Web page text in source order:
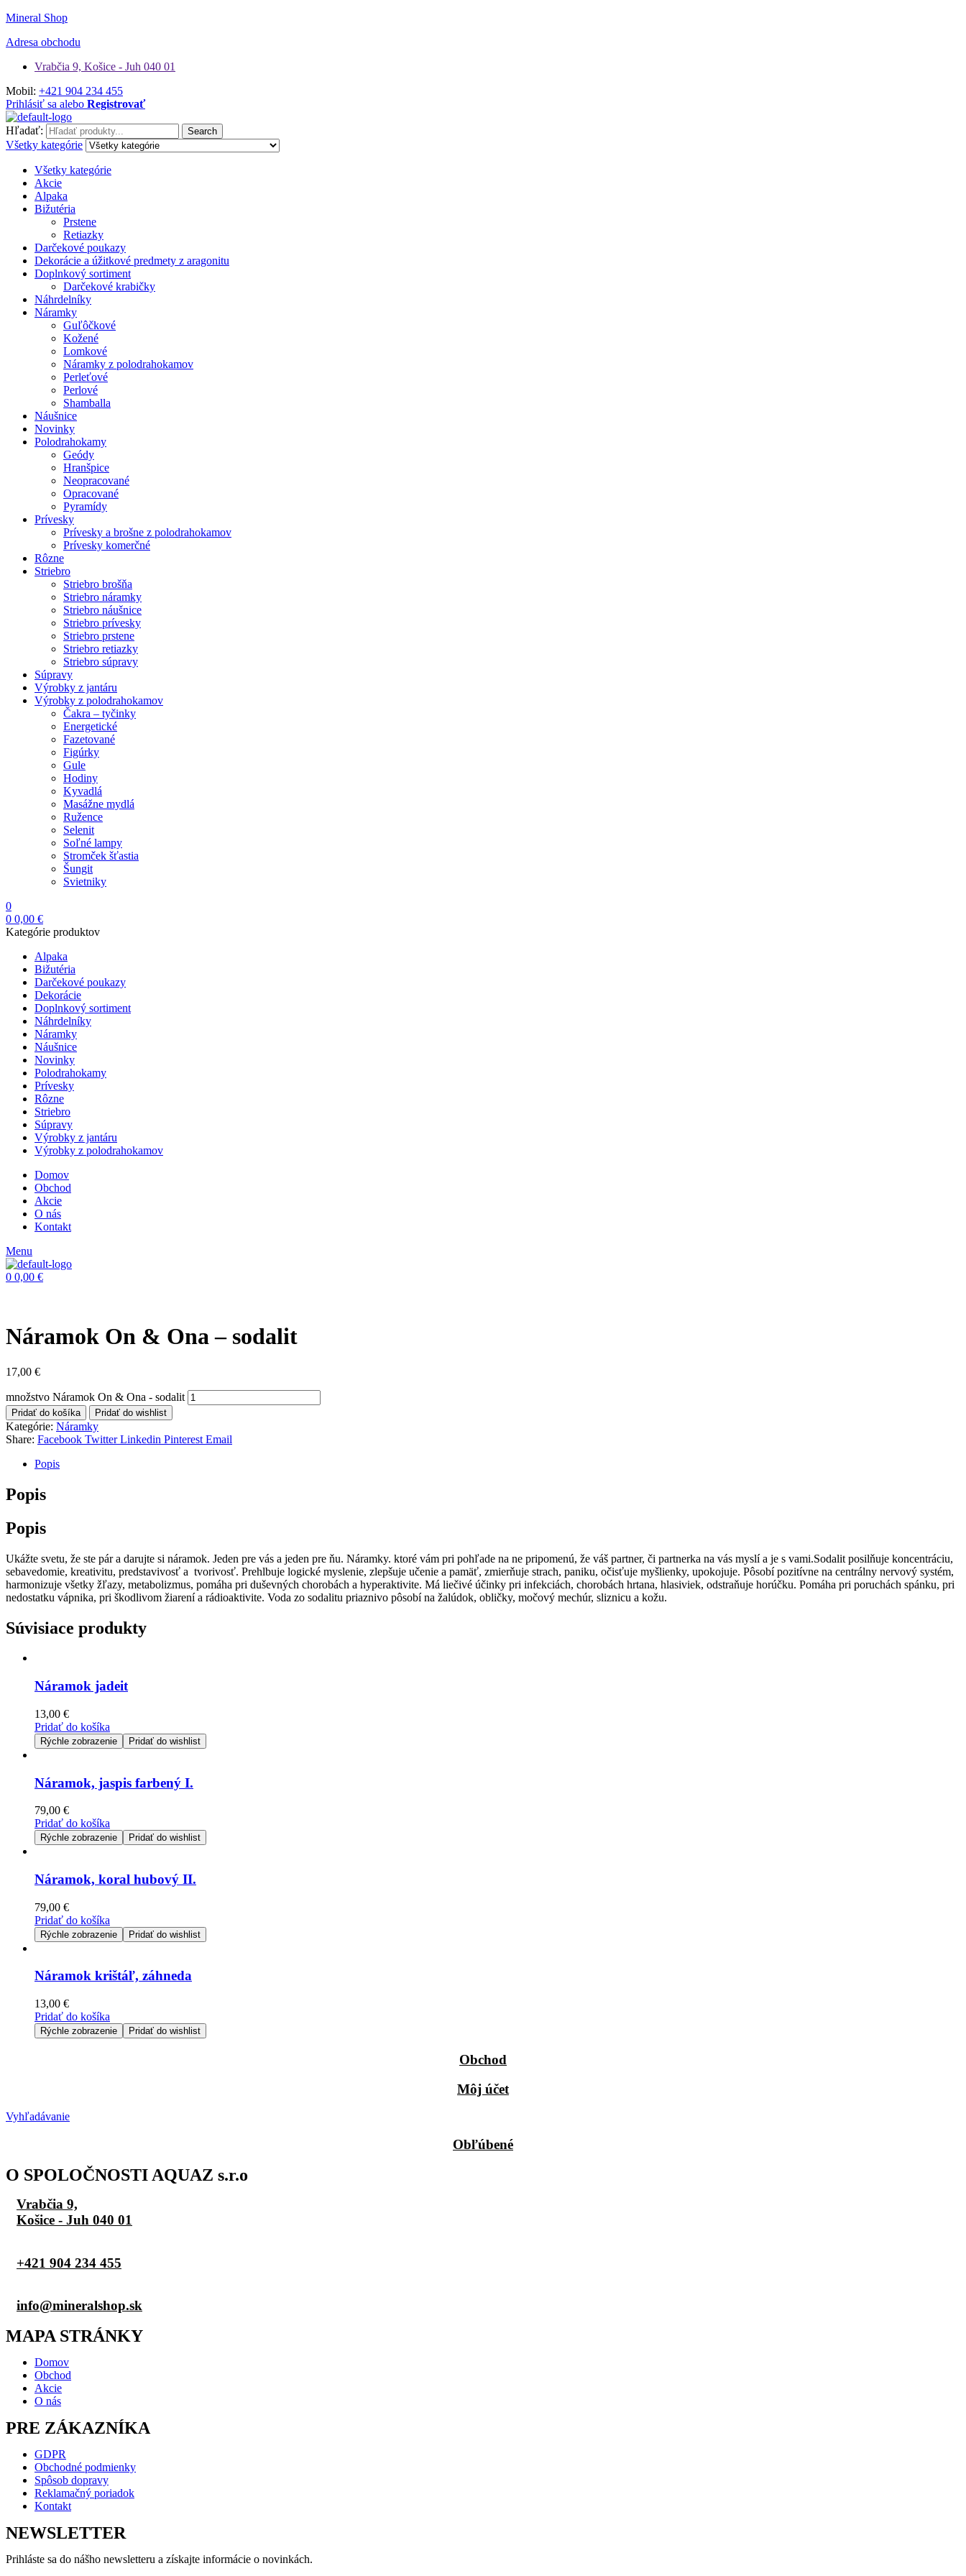
Mineral Shop
Adresa obchodu
Vrabčia 9, Košice - Juh 040 01
Mobil: +421 904 234 455
Prihlásiť sa alebo Registrovať
Hľadať: Search
Všetky kategórie
Všetky kategórie
Akcie
Alpaka
Bižutéria
Prstene
Retiazky
Darčekové poukazy
Dekorácie a úžitkové predmety z aragonitu
Doplnkový sortiment
Darčekové krabičky
Náhrdelníky
Náramky
Guľôčkové
Kožené
Lomkové
Náramky z polodrahokamov
Perleťové
Perlové
Shamballa
Náušnice
Novinky
Polodrahokamy
Geódy
Hranšpice
Neopracované
Opracované
Pyramídy
Prívesky
Prívesky a brošne z polodrahokamov
Prívesky komerčné
Rôzne
Striebro
Striebro brošňa
Striebro náramky
Striebro náušnice
Striebro prívesky
Striebro prstene
Striebro retiazky
Striebro súpravy
Súpravy
Výrobky z jantáru
Výrobky z polodrahokamov
Čakra – tyčinky
Energetické
Fazetované
Figúrky
Gule
Hodiny
Kyvadlá
Masážne mydlá
Ružence
Selenit
Soľné lampy
Stromček šťastia
Šungit
Svietniky
0
0 0,00 €
Kategórie produktov
Alpaka
Bižutéria
Darčekové poukazy
Dekorácie
Doplnkový sortiment
Náhrdelníky
Náramky
Náušnice
Novinky
Polodrahokamy
Prívesky
Rôzne
Striebro
Súpravy
Výrobky z jantáru
Výrobky z polodrahokamov
Domov
Obchod
Akcie
O nás
Kontakt
Menu
0 0,00 €
Náramok On & Ona – sodalit
17,00 €
množstvo Náramok On & Ona - sodalit
Pridať do košíka Pridať do wishlist
Kategórie: Náramky
Share: Facebook Twitter Linkedin Pinterest Email
Popis
Popis
Popis
Ukážte svetu, že ste pár a darujte si náramok. Jeden pre vás a jeden pre ňu. Náramky. ktoré vám pri pohľade na ne pripomenú, že váš partner, či partnerka na vás myslí a je s vami.Sodalit posilňuje koncentráciu,
sebavedomie, kreativitu, predstavivosť a tvorivosť. Prehlbuje logické myslenie, zlepšuje učenie a pamäť, zmierňuje strach, paniku, očisťuje myšlienky, upokojuje. Pôsobí pozitívne na centrálny nervový systém,
harmonizuje všetky žľazy, metabolizmus, pomáha pri duševných chorobách a hyperaktivite. Má liečivé účinky pri infekciách, chorobách hrtana, hlasiviek, odstraňuje horúčku. Pomáha pri poruchách spánku, pri
nedostatku vápnika, pri škodlivom žiarení a rádioaktivite. Voda zo sodalitu priaznivo pôsobí na žalúdok, obličky, močový mechúr, sliznicu a kožu.
Súvisiace produkty
Náramok jadeit
13,00 €
Pridať do košíka
Rýchle zobrazenie Pridať do wishlist
Náramok, jaspis farbený I.
79,00 €
Pridať do košíka
Rýchle zobrazenie Pridať do wishlist
Náramok, koral hubový II.
79,00 €
Pridať do košíka
Rýchle zobrazenie Pridať do wishlist
Náramok krištáľ, záhneda
13,00 €
Pridať do košíka
Rýchle zobrazenie Pridať do wishlist
Obchod
Môj účet
Vyhľadávanie
Obľúbené
O SPOLOČNOSTI AQUAZ s.r.o
Vrabčia 9,
Košice - Juh 040 01
+421 904 234 455
info@mineralshop.sk
MAPA STRÁNKY
Domov
Obchod
Akcie
O nás
PRE ZÁKAZNÍKA
GDPR
Obchodné podmienky
Spôsob dopravy
Reklamačný poriadok
Kontakt
NEWSLETTER
Prihláste sa do nášho newsletteru a získajte informácie o novinkách.